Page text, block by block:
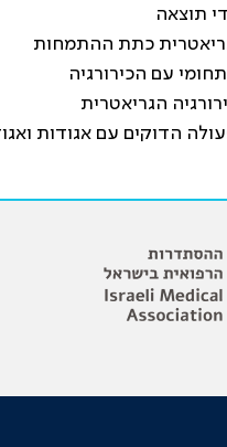
תוצאה
כתת ההתמחות
עם הכירורגיה
הגריאטרית
הדוקים עם אגודות